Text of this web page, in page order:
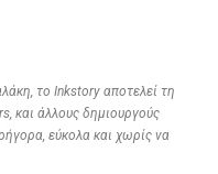
το Inkstory αποτελεί τη
και άλλους δημιουργούς
εύκολα και χωρίς να